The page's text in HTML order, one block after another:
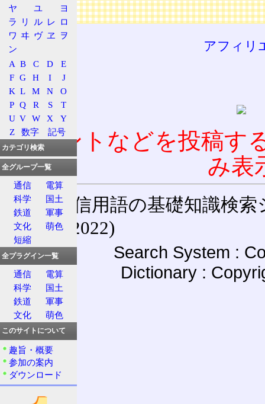
広告
アフィリ
コメントなどを投稿す
み表
通信用語の基礎知識検索
(27-May-2022)
Search System :
Dictionary :
ヤ
ユ
ヨ
ラ
リ ル レ ロ
ワ ヰ ヴ ヱ
ヲ
ン
A B C D
E
F G H I
J
K L M N
O
P Q R S
T
U V W X
Y
Z
数字 記号
カテゴリ検索
全グループ一覧
通信
電算
科学
国土
鉄道
軍事
文化
萌色
短縮
全プラグイン一覧
通信
電算
科学
国土
鉄道
軍事
文化
萌色
このサイトについて
趣旨・概要
参加の案内
ダウンロード